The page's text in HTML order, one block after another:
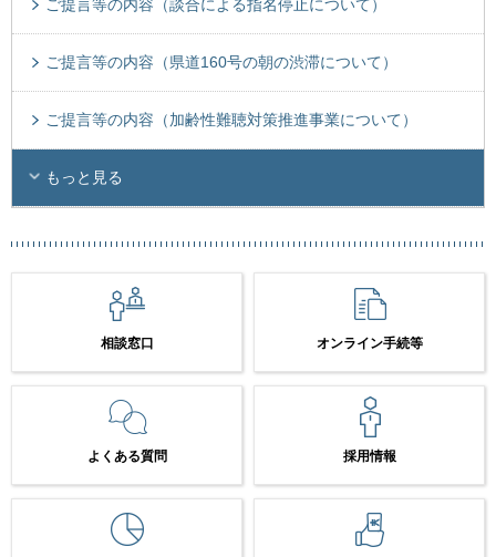
ご提言等の内容（談合による指名停止について）
ご提言等の内容（県道160号の朝の渋滞について）
ご提言等の内容（加齢性難聴対策推進事業について）
もっと見る
相談窓口 オンライン手続等
よくある質問 採用情報